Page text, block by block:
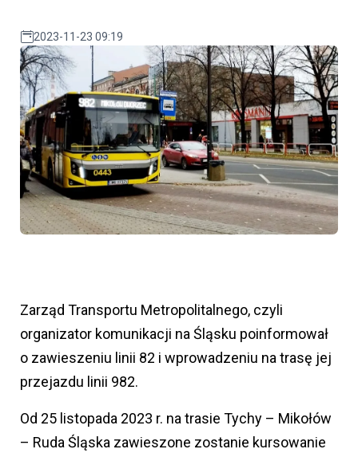
2023-11-23 09:19
Zarząd Transportu Metropolitalnego, czyli
organizator komunikacji na Śląsku poinformował
o zawieszeniu linii 82 i wprowadzeniu na trasę jej
przejazdu linii 982.
Od 25 listopada 2023 r. na trasie Tychy – Mikołów
– Ruda Śląska zawieszone zostanie kursowanie